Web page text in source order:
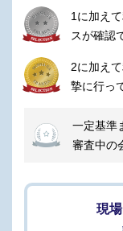
1に加え
スが確認
2に加え
摯に行っ
一定基準
審査中の
現